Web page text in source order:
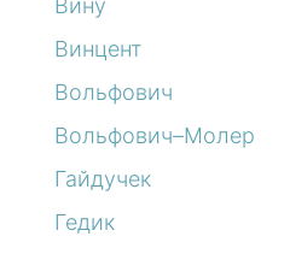
Винцент
Вольфович
Вольфович–Молер
Гайдучек
Гедик